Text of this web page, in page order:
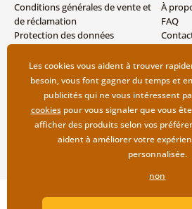
Conditions générales de vente et
de réclamation
Protection des données
Modes de livraison et de
paiement
Retour des produits
À
FAQ
Copyright ©2019 ©
Les cookies vous aident à trouver
besoin, vous font gagner du temps et
publicités qui ne vous intéressent
cookiespour vous signaler que vous
afficher des produits selon vos
aident à améliorer votre
personnalisée.
non